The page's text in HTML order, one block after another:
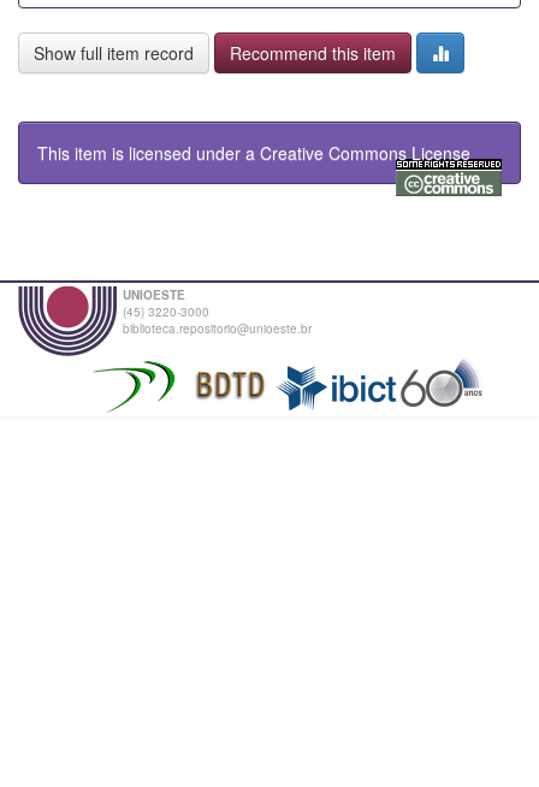
Show full item record Recommend this item
This item is licensed under a Creative Commons License
UNIOESTE
(45) 3220-3000
biblioteca.repositorio@unioeste.br